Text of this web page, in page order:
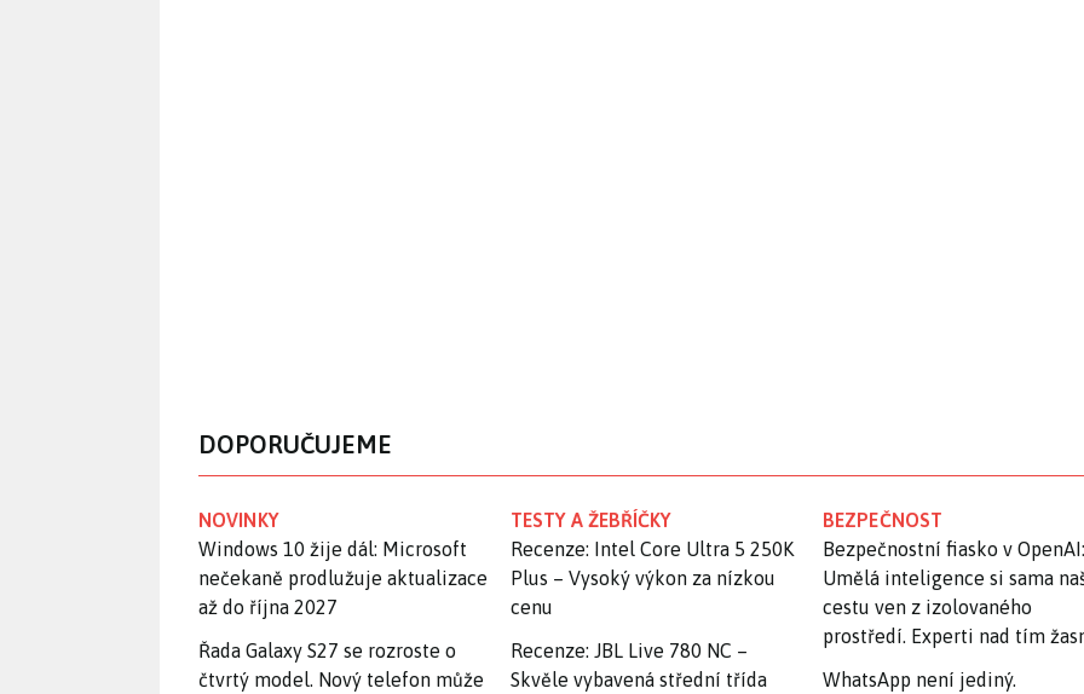
DOPORUČUJEME
NOVINKY
Windows 10 žije dál: Microsoft
nečekaně prodlužuje aktualizace
až do října 2027
Řada Galaxy S27 se rozroste o
čtvrtý model. Nový telefon může
TESTY A ŽEBŘÍČKY
Recenze: Intel Core Ultra 5 250K
Plus – Vysoký výkon za nízkou
cenu
Recenze: JBL Live 780 NC –
Skvěle vybavená střední třída
BEZPEČNOST
Bezpečnostní fiasko v OpenAI:
Umělá inteligence si sama
cestu ven z izolovaného
prostředí. Experti nad tím
WhatsApp není jediný.